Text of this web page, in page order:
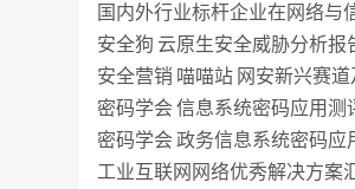
国内外行业标杆企业在网络与
安全狗 云原生安全威胁分析报
安全营销 喵喵站 网安新兴赛
密码学会 信息系统密码应用测
密码学会 政务信息系统密码
工业互联网网络优秀解决方案